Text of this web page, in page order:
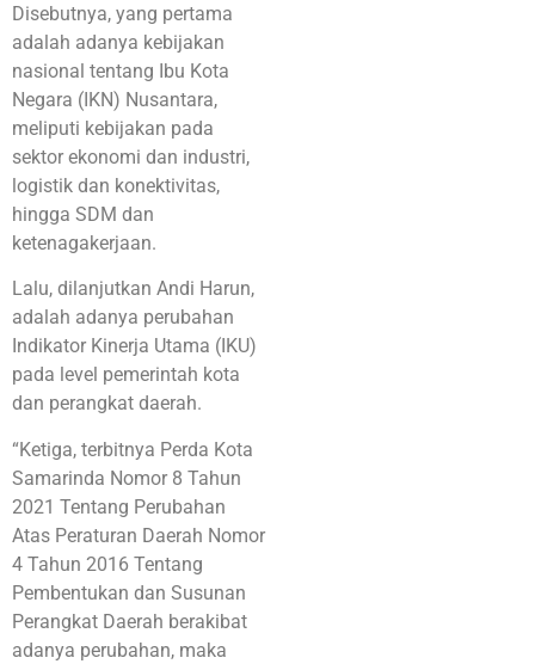
Disebutnya, yang pertama
adalah adanya kebijakan
nasional tentang Ibu Kota
Negara (IKN) Nusantara,
meliputi kebijakan pada
sektor ekonomi dan industri,
logistik dan konektivitas,
hingga SDM dan
ketenagakerjaan.
Lalu, dilanjutkan Andi Harun,
adalah adanya perubahan
Indikator Kinerja Utama (IKU)
pada level pemerintah kota
dan perangkat daerah.
“Ketiga, terbitnya Perda Kota
Samarinda Nomor 8 Tahun
2021 Tentang Perubahan
Atas Peraturan Daerah Nomor
4 Tahun 2016 Tentang
Pembentukan dan Susunan
Perangkat Daerah berakibat
adanya perubahan, maka